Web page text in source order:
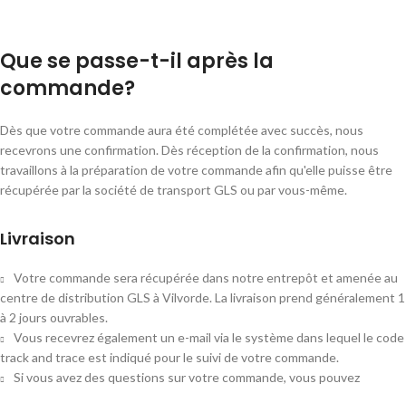
Que se passe-t-il après la
commande?
Dès que votre commande aura été complétée avec succès, nous
recevrons une confirmation. Dès réception de la confirmation, nous
travaillons à la préparation de votre commande afin qu'elle puisse être
récupérée par la société de transport GLS ou par vous-même.
Livraison
Votre commande sera récupérée dans notre entrepôt et amenée au
centre de distribution GLS à Vilvorde. La livraison prend généralement 1
à 2 jours ouvrables.
Vous recevrez également un e-mail via le système dans lequel le code
track and trace est indiqué pour le suivi de votre commande.
Si vous avez des questions sur votre commande, vous pouvez